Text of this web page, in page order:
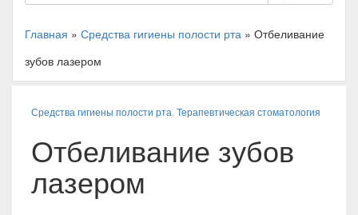
Главная » Средства гигиены полости рта » Отбеливание
зубов лазером
Средства гигиены полости рта Терапевтическая стоматология
Отбеливание зубов
лазером